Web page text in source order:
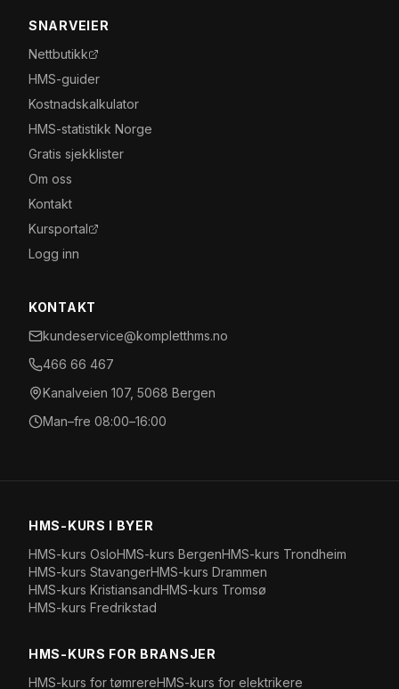
SNARVEIER
Nettbutikk
HMS-guider
Kostnadskalkulator
HMS-statistikk Norge
Gratis sjekklister
Om oss
Kontakt
Kursportal
Logg inn
KONTAKT
kundeservice@kompletthms.no
466 66 467
Kanalveien 107, 5068 Bergen
Man–fre 08:00–16:00
HMS-KURS I BYER
HMS-kurs OsloHMS-kurs BergenHMS-kurs Trondheim
HMS-kurs StavangerHMS-kurs Drammen
HMS-kurs KristiansandHMS-kurs Tromsø
HMS-kurs Fredrikstad
HMS-KURS FOR BRANSJER
HMS-kurs fortømrereHMS-kurs for elektrikere